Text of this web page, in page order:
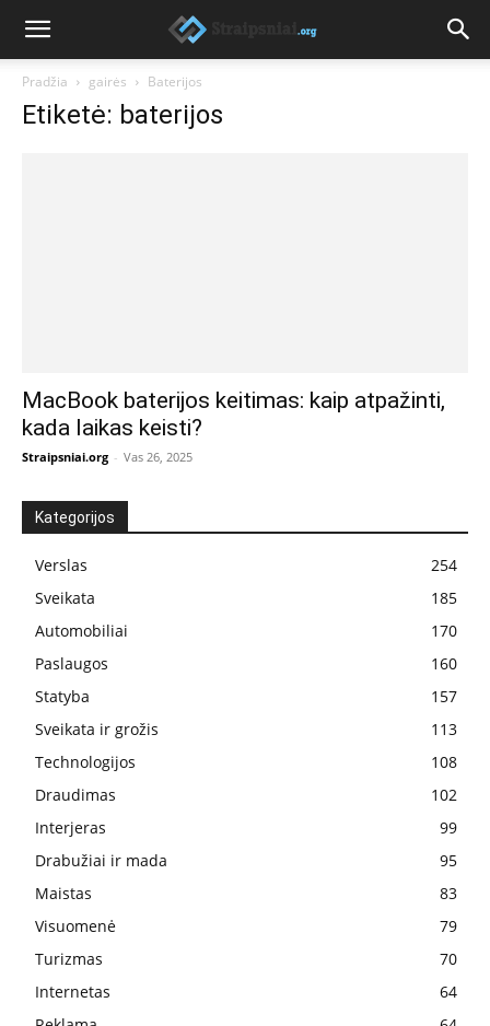
Pradžia gairės Baterijos
Etiketė: baterijos
MacBook baterijos keitimas: kaip atpažinti,
kada laikas keisti?
Straipsniai.org - Vas 26, 2025
Kategorijos
Verslas
254
Sveikata
185
Automobiliai
170
Paslaugos
160
Statyba
157
Sveikata ir grožis
113
Technologijos
108
Draudimas
102
Interjeras
99
Drabužiai ir mada
95
Maistas
83
Visuomenė
79
Turizmas
70
Internetas
64